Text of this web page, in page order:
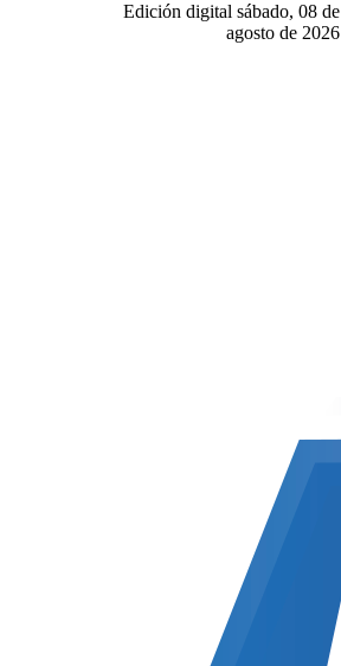
Edición digital sábado, 08 de
agosto de 2026